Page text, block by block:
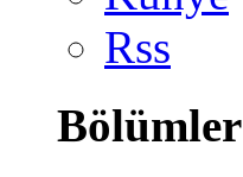
Rss
Bölümler